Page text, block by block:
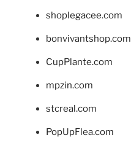
shoplegacee.com
bonvivantshop.com
CupPlante.com
mpzin.com
stcreal.com
PopUpFlea.com